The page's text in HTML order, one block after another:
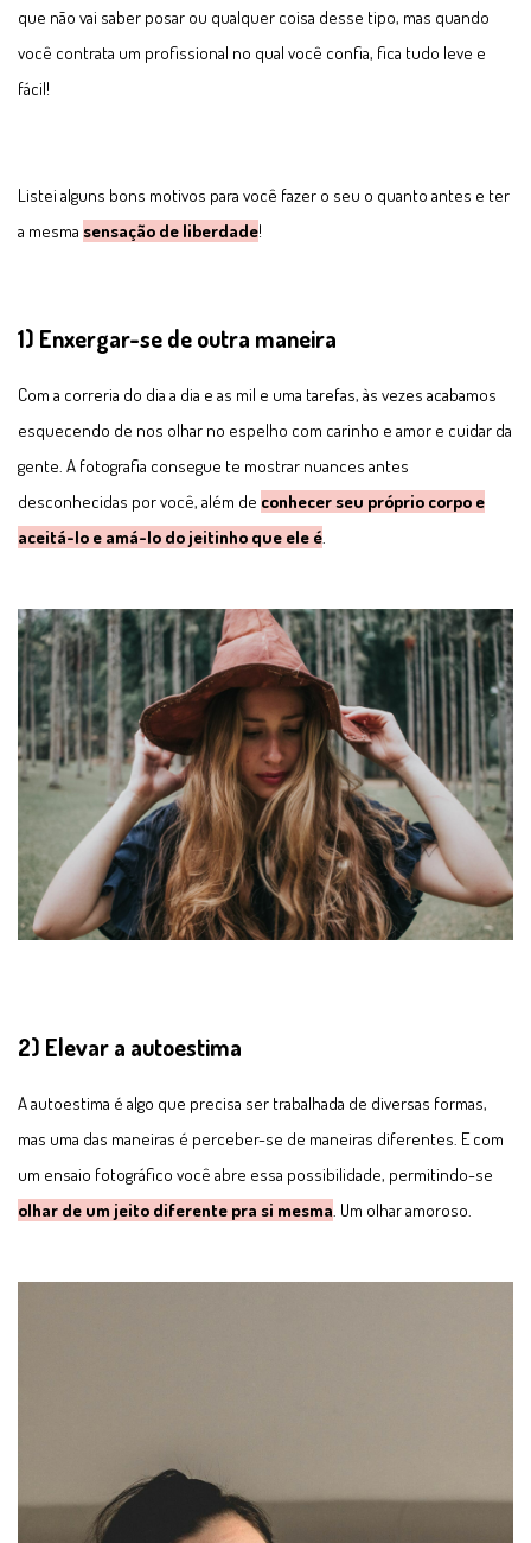
que não vai saber posar ou qualquer coisa desse tipo, mas quando
você contrata um profissional no qual você confia, fica tudo leve e
fácil!
Listei alguns bons motivos para você fazer o seu o quanto antes e ter
a mesma sensação de liberdade!
1) Enxergar-se de outra maneira
Com a correria do dia a dia e as mil e uma tarefas, às vezes acabamos
esquecendo de nos olhar no espelho com carinho e amor e cuidar da
gente. A fotografia consegue te mostrar nuances antes
desconhecidas por você, além de conhecer seu próprio corpo e
aceitá-lo e amá-lo do jeitinho que ele é.
2) Elevar a autoestima
A autoestima é algo que precisa ser trabalhada de diversas formas,
mas uma das maneiras é perceber-se de maneiras diferentes. E com
um ensaio fotográfico você abre essa possibilidade, permitindo-se
olhar de um jeito diferente pra si mesma. Um olhar amoroso.